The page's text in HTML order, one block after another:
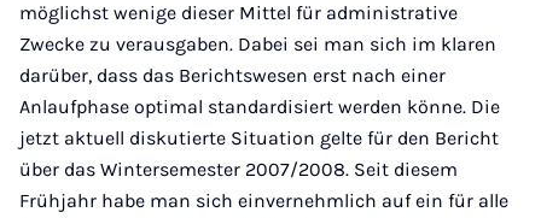
möglichst wenige dieser Mittel für administrative
Zwecke zu verausgaben. Dabei sei man sich im klaren
darüber, dass das Berichtswesen erst nach einer
Anlaufphase optimal standardisiert werden könne. Die
jetzt aktuell diskutierte Situation gelte für den Bericht
über das Wintersemester 2007/2008. Seit diesem
Frühjahr habe man sich einvernehmlich auf ein für alle